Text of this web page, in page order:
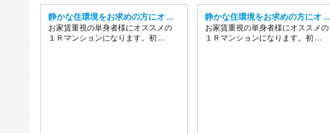
静かな住環境をお求めの方にオ …
お家賃重視の単身者様にオススメの
１Ｒマンションになります。初 …
静かな住環境をお求めの方にオ …
お家賃重視の単身者様にオススメの
１Ｒマンションになります。初 …